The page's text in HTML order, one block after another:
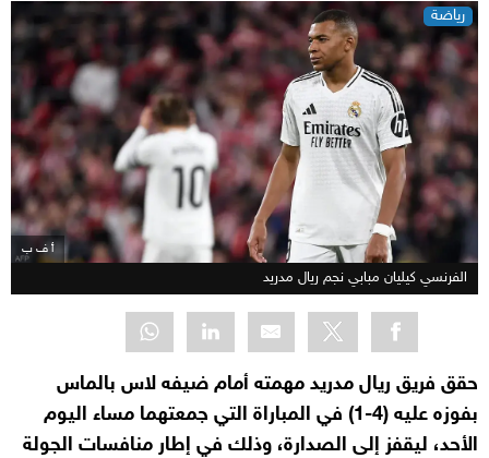
رياضة
أ ف ب
الفرنسي كيليان مبابي نجم ريال مدريد
حقق فريق ريال مدريد مهمته أمام ضيفه لاس بالماس
بفوزه عليه (4-1) في المباراة التي جمعتهما مساء اليوم
الأحد، ليقفز إلى الصدارة، وذلك في إطار منافسات الجولة